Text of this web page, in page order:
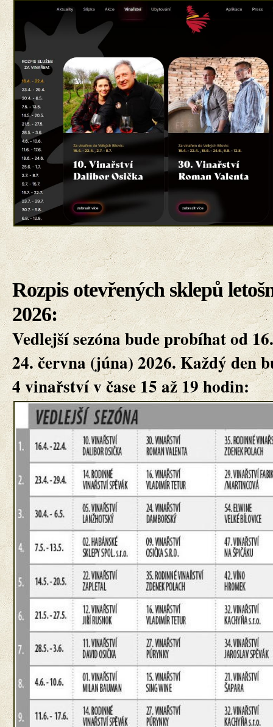
Rozpis otevřených sklepů
2026:
Vedlejší sezóna bude probíhat od
24. června (júna) 2026. Každý den
4 vinařství v čase 15 až 19 hodin: